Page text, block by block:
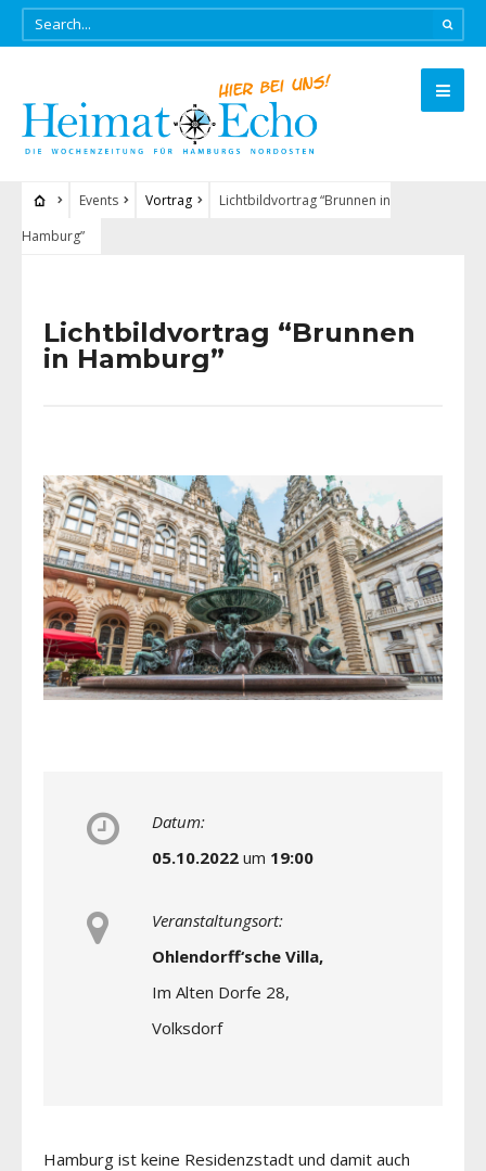
Events Vortrag
Lichtbildvortrag “Brunnen in
Hamburg”
Lichtbildvortrag “Brunnen
in Hamburg”
Datum:
05.10.2022 um 19:00
Veranstaltungsort:
Ohlendorff‘sche Villa,
Im Alten Dorfe 28,
Volksdorf
Hamburg ist keine Residenzstadt und damit auch